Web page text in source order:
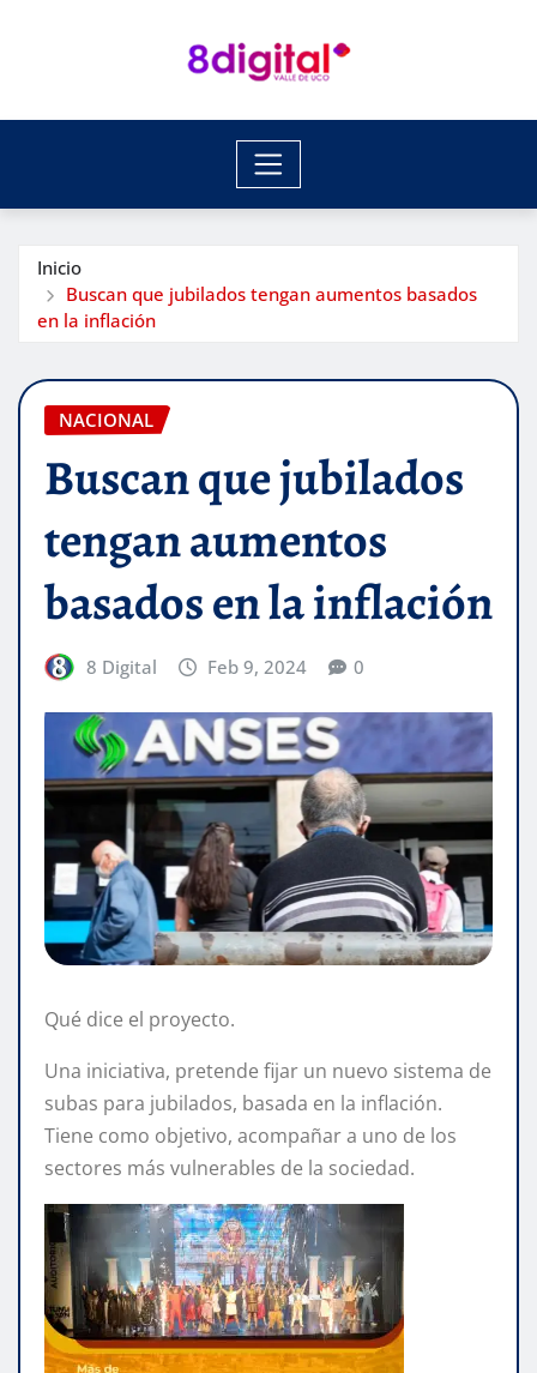
Inicio
Buscan que jubilados tengan aumentos basados
en la inflación
NACIONAL
Buscan que jubilados
tengan aumentos
basados en la inflación
8 Digital Feb 9, 2024 0
Qué dice el proyecto.
Una iniciativa, pretende fijar un nuevo sistema de
subas para jubilados, basada en la inflación.
Tiene como objetivo, acompañar a uno de los
sectores más vulnerables de la sociedad.